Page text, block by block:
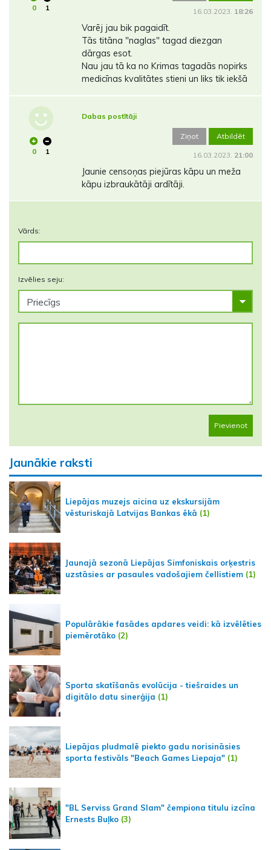
0 1 16.03.2023. 18:26
Varēj jau bik pagaidīt.
Tās titāna "naglas" tagad diezgan
dārgas esot.
Nau jau tā ka no Krimas tagadās nopirks
medicīnas kvalitātes stieni un liks tik iekšā
0 1
Dabas postītāji
Ziņot Atbildēt
16.03.2023. 21:00
Jaunie censoņas piejūras kāpu un meža
kāpu izbraukātāji ardītāji.
Vārds:
Izvēlies seju:
Pievienot
Jaunākie raksti
Liepājas muzejs aicina uz ekskursijām
vēsturiskajā Latvijas Bankas ēkā (1)
Jaunajā sezonā Liepājas Simfoniskais orķestris
uzstāsies ar pasaules vadošajiem čellistiem (1)
Populārākie fasādes apdares veidi: kā izvēlēties
piemērotāko (2)
Sporta skatīšanās evolūcija - tiešraides un
digitālo datu sinerģija (1)
Liepājas pludmalē piekto gadu norisināsies
sporta festivāls "Beach Games Liepaja" (1)
"BL Serviss Grand Slam" čempiona titulu izcīna
Ernests Buļko (3)